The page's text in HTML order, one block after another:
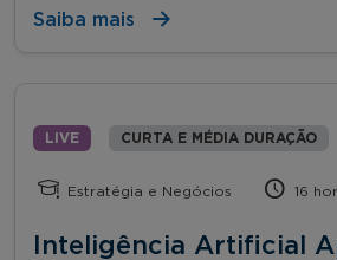
Saiba mais
LIVE CURTA E MÉDIA DURAÇÃO
Estratégia e Negócios 16
Inteligência Artificial